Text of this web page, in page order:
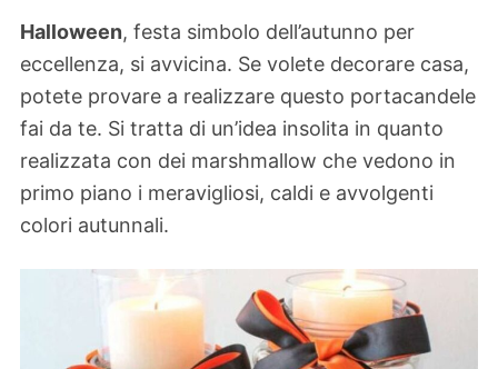
Halloween, festa simbolo dell’autunno per
eccellenza, si avvicina. Se volete decorare casa,
potete provare a realizzare questo portacandele
fai da te. Si tratta di un’idea insolita in quanto
realizzata con dei marshmallow che vedono in
primo piano i meravigliosi, caldi e avvolgenti
colori autunnali.